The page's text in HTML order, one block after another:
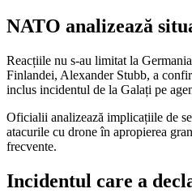
NATO analizează
Reacțiile nu s-au limitat la
Finlandei, Alexander Stubb, a
inclus incidentul de la Galați pe
Oficialii analizează implicațiile de
atacurile cu drone în apropierea
frecvente.
Incidentul care a